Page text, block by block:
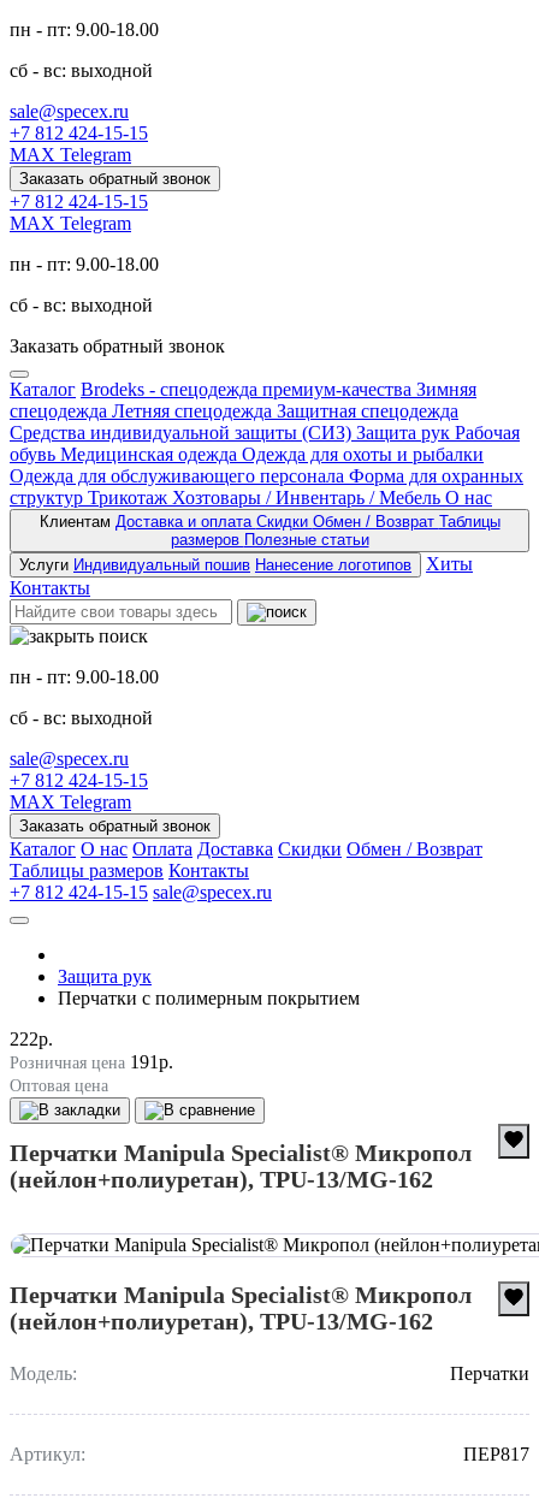
пн - пт: 9.00-18.00
сб - вс: выходной
sale@specex.ru
+7 812 424-15-15
MAX Telegram
Заказать обратный звонок
+7 812 424-15-15
MAX Telegram
пн - пт: 9.00-18.00
сб - вс: выходной
Заказать обратный звонок
Каталог Brodeks - спецодежда премиум-качества Зимняя
спецодежда Летняя спецодежда Защитная спецодежда
Средства индивидуальной защиты (СИЗ) Защита рук Рабочая
обувь Медицинская одежда Одежда для охоты и рыбалки
Одежда для обслуживающего персонала Форма для охранных
структур Трикотаж Хозтовары / Инвентарь / Мебель О нас
Клиентам Доставка и оплата Скидки Обмен / Возврат Таблицы
размеров Полезные статьи
Услуги Индивидуальный пошив Нанесение логотипов
Хиты
Контакты
пн - пт: 9.00-18.00
сб - вс: выходной
sale@specex.ru
+7 812 424-15-15
MAX Telegram
Заказать обратный звонок
Каталог О нас Оплата Доставка Скидки Обмен / Возврат
Таблицы размеров Контакты
+7 812 424-15-15 sale@specex.ru
Защита рук
Перчатки с полимерным покрытием
222р.
Розничная цена 191р.
Оптовая цена
Перчатки Manipula Specialist® Микропол
(нейлон+полиуретан), TPU-13/MG-162
Перчатки Manipula Specialist® Микропол
(нейлон+полиуретан), TPU-13/MG-162
Модель: Перчатки
Артикул: ПЕР817